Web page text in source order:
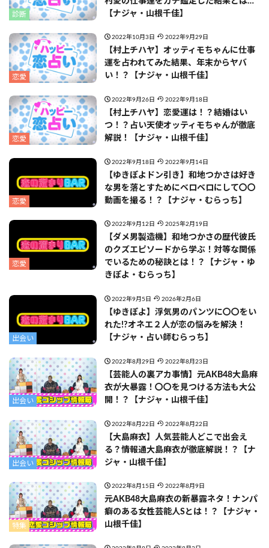
診断
【ナジャ・山根千佳】
恋愛
2022年10月3日 2022年9月29日
【村上チハヤ】オッティモちゃんに仕事
運を占われてみた結果、年末からヤバ
い！？【ナジャ・山根千佳】
恋愛
2022年9月26日 2022年9月18日
【村上チハヤ】恋愛運は！？結婚はい
つ！？占い天使オッティモちゃんが徹底
解説！【ナジャ・山根千佳】
恋愛
2022年9月18日 2022年9月14日
【ゆきぽよドン引き】和地つかさは好き
な男を落とすためにベロベロにして〇〇
動画を撮る！？【ナジャ・むらっち】
恋愛
2022年9月12日 2025年2月19日
【ダメ男製造機】和地つかさの歴代彼氏
のクズエピソードから学ぶ！対等な関係
でいるための秘訣とは！？【ナジャ・ゆ
きぽよ・むらっち】
出会い
2022年9月5日 2026年2月6日
【ゆきぽよ】浮気男のパンツに〇〇をい
れた!?オネエ２人が恋の悩みを解決！
【ナジャ・占い師むらっち】
出会い
2022年8月29日 2022年8月23日
【芸能人の裏アカ事情】元AKB48大島麻
衣が大暴露！〇〇を見つける方法も大公
開！？【ナジャ・山根千佳】
出会い
2022年8月22日 2022年8月22日
【大島麻衣】人気芸能人どこで出会え
る？情報通大島麻衣が徹底解説！？【ナ
ジャ・山根千佳】
特集
2022年8月15日 2022年8月9日
元AKB48大島麻衣の新暴露ネタ！ナンパ
癖のある女性芸能人Sとは！？【ナジャ・
山根千佳】